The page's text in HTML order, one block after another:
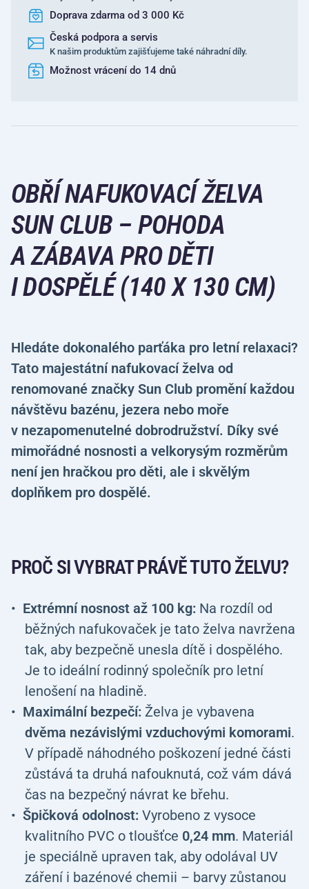
Doprava zdarma od 3 000 Kč
Česká podpora a servis
K našim produktům zajišťujeme také náhradní díly.
Možnost vrácení do 14 dnů
OBŘÍ NAFUKOVACÍ ŽELVA
SUN CLUB – POHODA
A ZÁBAVA PRO DĚTI
I DOSPĚLÉ (140 X 130 CM)
Hledáte dokonalého parťáka pro letní relaxaci?
Tato majestátní nafukovací želva od
renomované značky Sun Club promění každou
návštěvu bazénu, jezera nebo moře
v nezapomenutelné dobrodružství. Díky své
mimořádné nosnosti a velkorysým rozměrům
není jen hračkou pro děti, ale i skvělým
doplňkem pro dospělé.
PROČ SI VYBRAT PRÁVĚ TUTO ŽELVU?
Extrémní nosnost až 100 kg: Na rozdíl od
běžných nafukovaček je tato želva navržena
tak, aby bezpečně unesla dítě i dospělého.
Je to ideální rodinný společník pro letní
lenošení na hladině.
Maximální bezpečí: Želva je vybavena
dvěma nezávislými vzduchovými komorami.
V případě náhodného poškození jedné části
zůstává ta druhá nafouknutá, což vám dává
čas na bezpečný návrat ke břehu.
Špičková odolnost: Vyrobeno z vysoce
kvalitního PVC o tloušťce 0,24 mm. Materiál
je speciálně upraven tak, aby odolával UV
záření i bazénové chemii – barvy zůstanou